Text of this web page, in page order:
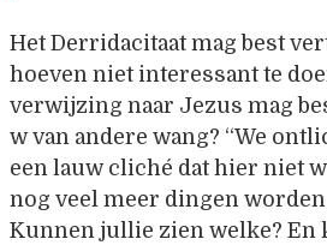
Het Derridacitaat mag best
hoeven niet interessant te
verwijzing naar Jezus mag
w van andere wang? “We
een lauw cliché dat hier niet
nog veel meer dingen worden
Kunnen jullie zien welke? En